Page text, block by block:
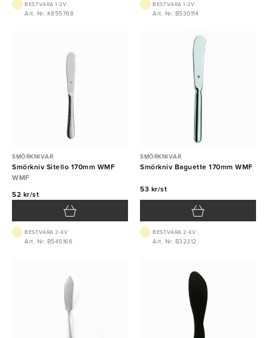
BEST.VARA 1-2V
Art. Nr: K855768
BEST.VARA 1-2V
Art. Nr: B530114
SMÖRKNIVAR
Smörkniv Sitello 170mm WMF
WMF
52 kr/st
BEST.VARA 2-4V
Art. Nr: B545166
SMÖRKNIVAR
Smörkniv Baguette 170mm WMF
53 kr/st
BEST.VARA 2-4V
Art. Nr: B32312